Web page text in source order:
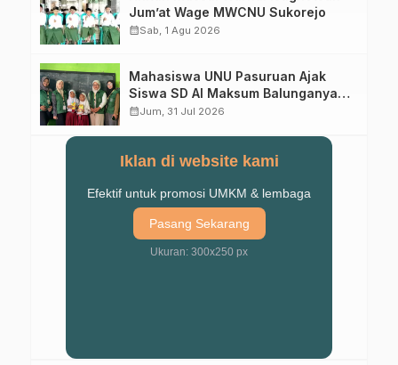
Jum’at Wage MWCNU Sukorejo
calendar_monthSab, 1 Agu 2026
Mahasiswa UNU Pasuruan Ajak
Siswa SD Al Maksum Balunganyar
Kuasai Penjumlahan Bersusun
calendar_monthJum, 31 Jul 2026
Iklan di website kami
Efektif untuk promosi UMKM & lembaga
Pasang Sekarang
Ukuran: 300x250 px